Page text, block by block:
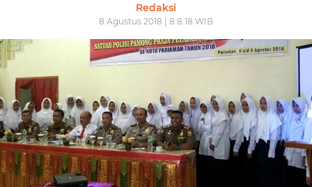
Redaksi
8 Agustus 2018 | 8.8.18 WIB